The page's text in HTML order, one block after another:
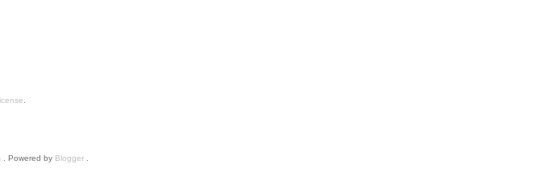
.
. Powered by Blogger .